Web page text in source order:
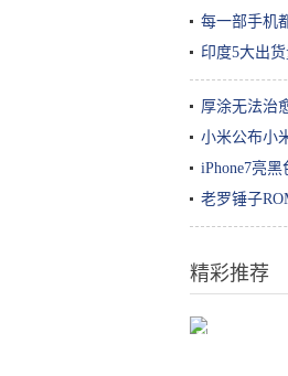
每一部手机
印度5大出
厚涂无法治
小米公布小
iPhone7亮
老罗锤子
精彩推荐
梨和香蕉居